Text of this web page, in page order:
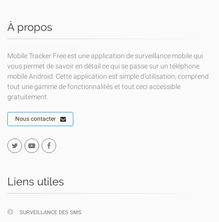
À propos
Mobile Tracker Free est une application de surveillance mobile qui
vous permet de savoir en détail ce qui se passe sur un téléphone
mobile Android. Cette application est simple d'utilisation, comprend
tout une gamme de fonctionnalités et tout ceci accessible
gratuitement.
Nous contacter
Liens utiles
SURVEILLANCE DES SMS